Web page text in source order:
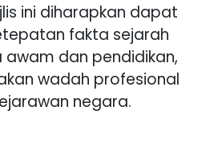
ini diharapkan dapat
fakta sejarah
dan pendidikan,
wadah profesional
negara.